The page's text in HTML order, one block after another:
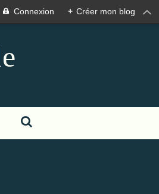
Connexion + Créer mon blog